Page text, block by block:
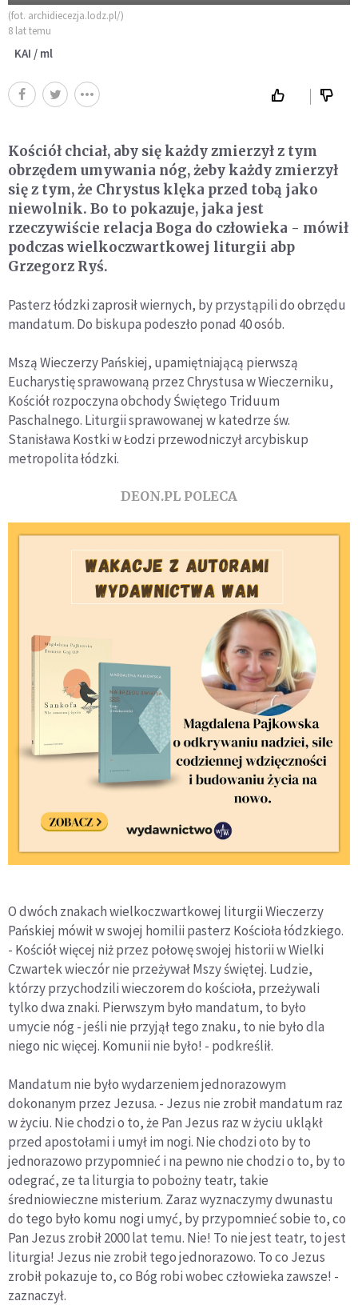
(fot. archidiecezja.lodz.pl/)
8 lat temu
KAI / ml
Kościół chciał, aby się każdy zmierzył z tym
obrzędem umywania nóg, żeby każdy zmierzył
się z tym, że Chrystus klęka przed tobą jako
niewolnik. Bo to pokazuje, jaka jest
rzeczywiście relacja Boga do człowieka - mówił
podczas wielkoczwartkowej liturgii abp
Grzegorz Ryś.
Pasterz łódzki zaprosił wiernych, by przystąpili do obrzędu
mandatum. Do biskupa podeszło ponad 40 osób.
Mszą Wieczerzy Pańskiej, upamiętniającą pierwszą
Eucharystię sprawowaną przez Chrystusa w Wieczerniku,
Kościół rozpoczyna obchody Świętego Triduum
Paschalnego. Liturgii sprawowanej w katedrze św.
Stanisława Kostki w Łodzi przewodniczył arcybiskup
metropolita łódzki.
DEON.PL POLECA
O dwóch znakach wielkoczwartkowej liturgii Wieczerzy
Pańskiej mówił w swojej homilii pasterz Kościoła łódzkiego.
- Kościół więcej niż przez połowę swojej historii w Wielki
Czwartek wieczór nie przeżywał Mszy świętej. Ludzie,
którzy przychodzili wieczorem do kościoła, przeżywali
tylko dwa znaki. Pierwszym było mandatum, to było
umycie nóg - jeśli nie przyjął tego znaku, to nie było dla
niego nic więcej. Komunii nie było! - podkreślił.
Mandatum nie było wydarzeniem jednorazowym
dokonanym przez Jezusa. - Jezus nie zrobił mandatum raz
w życiu. Nie chodzi o to, że Pan Jezus raz w życiu ukląkł
przed apostołami i umył im nogi. Nie chodzi oto by to
jednorazowo przypomnieć i na pewno nie chodzi o to, by to
odegrać, ze ta liturgia to pobożny teatr, takie
średniowieczne misterium. Zaraz wyznaczymy dwunastu
do tego było komu nogi umyć, by przypomnieć sobie to, co
Pan Jezus zrobił 2000 lat temu. Nie! To nie jest teatr, to jest
liturgia! Jezus nie zrobił tego jednorazowo. To co Jezus
zrobił pokazuje to, co Bóg robi wobec człowieka zawsze! -
zaznaczył.